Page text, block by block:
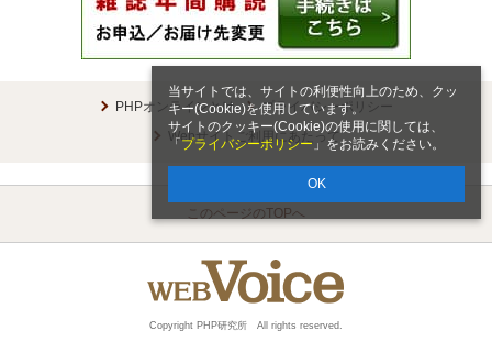
当サイトでは、サイトの利便性向上のため、クッ
キー(Cookie)を使用しています。
サイトのクッキー(Cookie)の使用に関しては、
「 プライバシーポリシー 」をお読みください。
OK
PHPオンラインとは
プライバシーポリシー
Webサイトご利用にあたって
このページのTOPへ
Copyright PHP研究所 All rights reserved.